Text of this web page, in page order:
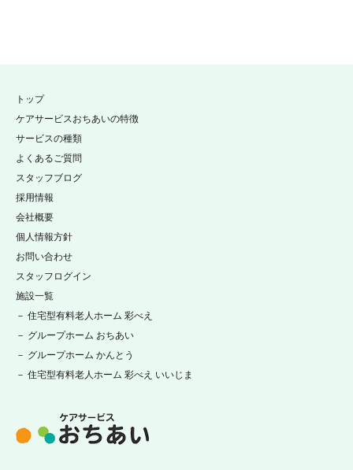
トップ
ケアサービスおちあいの特徴
サービスの種類
よくあるご質問
スタッフブログ
採用情報
施設一覧
－ 住宅型有料老人ホーム 彩べえ
－ グループホーム おちあい
－ グループホーム かんとう
－ 住宅型有料老人ホーム 彩べえ いいじま
会社概要
個人情報方針
お問い合わせ
スタッフログイン